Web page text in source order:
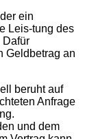
ein
Leis-tung des
Dafür
Geldbetrag an
beruht auf
Anfrage
und dem